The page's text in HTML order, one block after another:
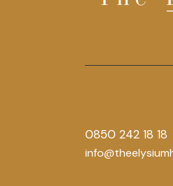
0850 242 18 18